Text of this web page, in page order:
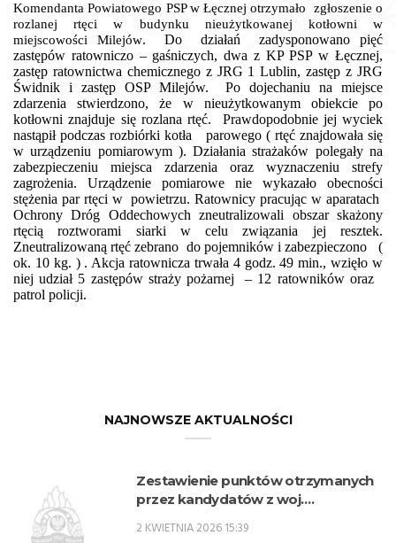
Komendanta Powiatowego PSP w Łęcznej otrzymało
zgłoszenie o
rozlanej rtęci w budynku nieużytkowanej kotłowni w
miejscowości Milejów. Do działań
zadysponowano pięć
zastępów ratowniczo – gaśniczych, dwa z KP PSP w Łęcznej,
zastęp ratownictwa chemicznego z JRG 1 Lublin, zastęp z JRG
Świdnik i zastęp OSP Milejów. Po dojechaniu na miejsce
zdarzenia stwierdzono, że w nieużytkowanym obiekcie po
kotłowni znajduje się rozlana rtęć.
Prawdopodobnie jej wyciek
nastąpił podczas rozbiórki kotła
parowego ( rtęć znajdowała się
w urządzeniu pomiarowym ).Działania strażaków polegały na
zabezpieczeniu miejsca zdarzenia oraz wyznaczeniu strefy
zagrożenia. Urządzenie pomiarowe nie wykazało obecności
stężenia par rtęci w powietrzu. Ratownicy pracując w aparatach
Ochrony Dróg Oddechowych zneutralizowali obszar skażony
rtęcią roztworami siarki w celu związania jej resztek.
Zneutralizowaną rtęć zebrano do pojemników i zabezpieczono
(
ok. 10 kg. ) . Akcja ratownicza trwała 4 godz. 49 min., wzięło w
niej udział 5 zastępów straży pożarnej
– 12 ratowników oraz
patrol policji.
NAJNOWSZE AKTUALNOŚCI
Zestawienie punktów otrzymanych
przez kandydatów z woj.
przeszkolenie zawodowe
2 KWIETNIA 2026 15:39